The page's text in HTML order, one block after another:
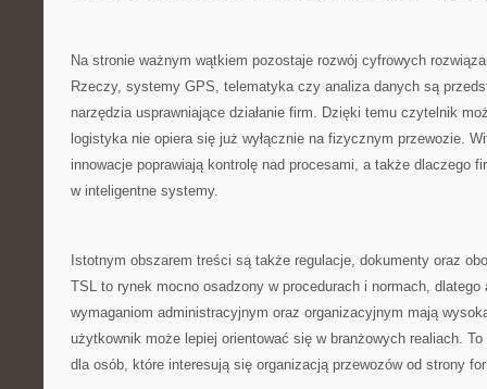
Na stronie ważnym wątkiem pozostaje rozwój cyfrowych
Rzeczy, systemy GPS, telematyka czy analiza danych są
narzędzia usprawniające działanie firm. Dzięki temu czytelnik
logistyka nie opiera się już wyłącznie na fizycznym przewozie.
innowacje poprawiają kontrolę nad procesami, a także dlaczego
w inteligentne systemy.
Istotnym obszarem treści są także regulacje, dokumenty oraz
TSL to rynek mocno osadzony w procedurach i normach, dlatego
wymaganiom administracyjnym oraz organizacyjnym mają
użytkownik może lepiej orientować się w branżowych realiach.
dla osób, które interesują się organizacją przewozów od strony